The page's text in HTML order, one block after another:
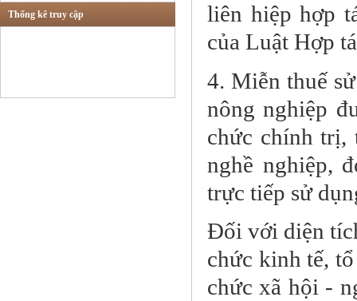
Thừa phát lại
Thống kê truy cập
liên hiệp hợp
của Luật Hợp
4. Miễn thuế
nông nghiệp
chức chính trị,
nghề nghiệp,
trực tiếp sử
Đối với diện
chức kinh tế,
chức xã hội -